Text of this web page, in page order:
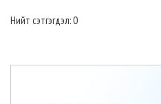
Нийт сэтгэгдэл: 0